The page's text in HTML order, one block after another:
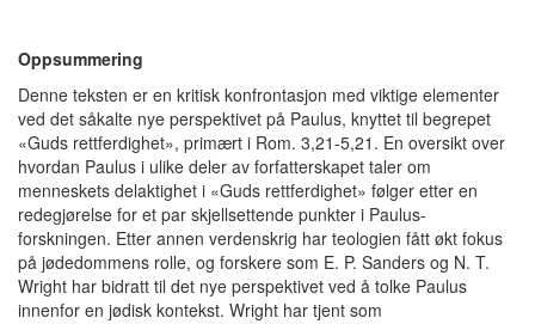
Oppsummering
Denne teksten er en kritisk konfrontasjon med viktige elementer
ved det såkalte nye perspektivet på Paulus, knyttet til begrepet
«Guds rettferdighet», primært i Rom. 3,21-5,21. En oversikt over
hvordan Paulus i ulike deler av forfatterskapet taler om
menneskets delaktighet i «Guds rettferdighet» følger etter en
redegjørelse for et par skjellsettende punkter i Paulus-
forskningen. Etter annen verdenskrig har teologien fått økt fokus
på jødedommens rolle, og forskere som E. P. Sanders og N. T.
Wright har bidratt til det nye perspektivet ved å tolke Paulus
innenfor en jødisk kontekst. Wright har tjent som